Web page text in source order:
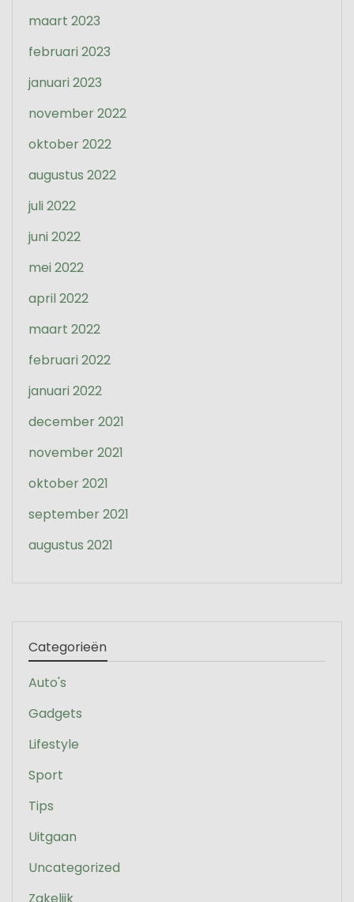
maart 2023
februari 2023
januari 2023
november 2022
oktober 2022
augustus 2022
juli 2022
juni 2022
mei 2022
april 2022
maart 2022
februari 2022
januari 2022
december 2021
november 2021
oktober 2021
september 2021
augustus 2021
Categorieën
Auto's
Gadgets
Lifestyle
Sport
Tips
Uitgaan
Uncategorized
Zakelijk